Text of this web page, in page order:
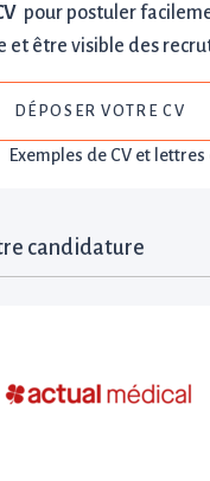
pour postuler
et être visible des
DÉPOSER VOTRE CV
Exemples de CV et
candidature